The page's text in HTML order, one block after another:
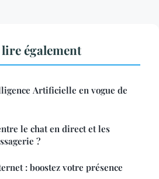
également
Artificielle en vogue de
le chat en direct et les
?
: boostez votre présence